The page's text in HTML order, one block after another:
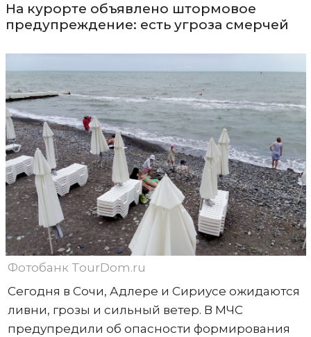
На курорте объявлено штормовое
предупреждение: есть угроза смерчей
Фотобанк TourDom.ru
Сегодня в Сочи, Адлере и Сириусе ожидаются
ливни, грозы и сильный ветер. В МЧС
предупредили об опасности формирования